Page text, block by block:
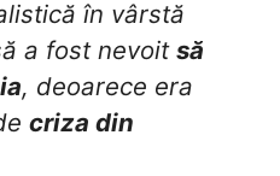
în vârstă
a fost nevoit să
, deoarece era
criza din